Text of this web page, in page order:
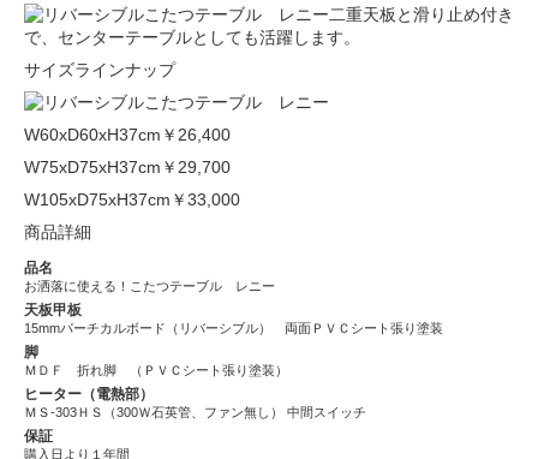
二重天板と滑り止め付き
で、センターテーブルとしても活躍します。
サイズラインナップ
W60xD60xH37cm ￥26,400
W75xD75xH37cm ￥29,700
W105xD75xH37cm ￥33,000
商品詳細
品名
お洒落に使える！こたつテーブル レニー
天板甲板
15mmパーチカルボード（リバーシブル） 両面ＰＶＣシート張り塗装
脚
ＭＤＦ 折れ脚 （ＰＶＣシート張り塗装）
ヒーター（電熱部）
ＭＳ-303ＨＳ（300Ｗ石英管、ファン無し） 中間スイッチ
保証
購入日より１年間